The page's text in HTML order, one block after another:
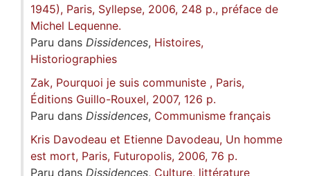
1945), Paris, Syllepse, 2006, 248 p., préface de
Michel Lequenne.
Paru dans Dissidences, Histoires,
Historiographies
Zak, Pourquoi je suis communiste , Paris,
Éditions Guillo-Rouxel, 2007, 126 p.
Paru dans Dissidences, Communisme français
Kris Davodeau et Etienne Davodeau, Un homme
est mort, Paris, Futuropolis, 2006, 76 p.
Paru dans Dissidences, Culture, littérature